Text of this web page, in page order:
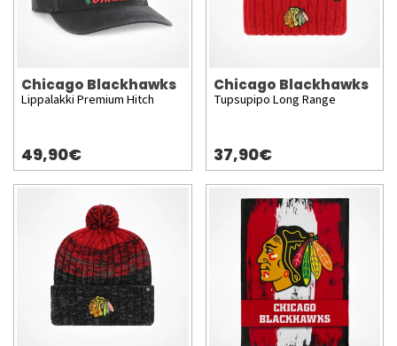
Chicago Blackhawks
Lippalakki Premium Hitch
49,90€
Chicago Blackhawks
Tupsupipo Long Range
37,90€